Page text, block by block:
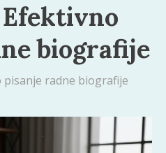
Efektivno
biografije
pisanje radne biografije